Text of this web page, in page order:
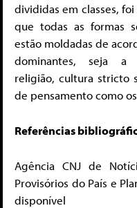
divididas em classes,
que todas as formas
estão moldadas de
dominantes, seja a
religião, cultura stricto
de pensamento como
Referências
Agência CNJ de
Provisórios do País e